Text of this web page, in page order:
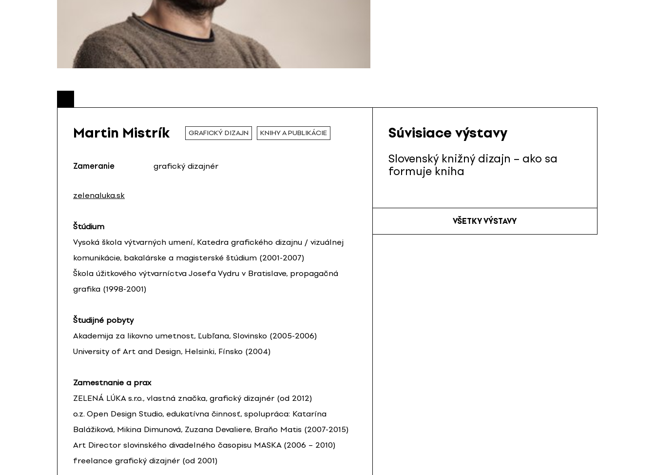
Martin Mistrík GRAFICKÝ DIZAJN KNIHY A PUBLIKÁCIE
Zameranie grafický dizajnér
zelenaluka.sk
Štúdium
Vysoká škola výtvarných umení, Katedra grafického dizajnu / vizuálnej
komunikácie, bakalárske a magisterské štúdium (2001-2007)
Škola úžitkového výtvarníctva Josefa Vydru v Bratislave, propagačná
grafika (1998-2001)
Študijné pobyty
Akademija za likovno umetnost, Ľubľana, Slovinsko (2005-2006)
University of Art and Design, Helsinki, Fínsko (2004)
Zamestnanie a prax
ZELENÁ LÚKA s.r.o., vlastná značka, grafický dizajnér (od 2012)
o.z. Open Design Studio, edukatívna činnosť, spolupráca: Katarína
Balážiková, Mikina Dimunová, Zuzana Devaliere, Braňo Matis (2007-2015)
Art Director slovinského divadelného časopisu MASKA (2006 – 2010)
freelance grafický dizajnér (od 2001)
Súvisiace výstavy
Slovenský knižný dizajn – ako sa
formuje kniha
VŠETKY VÝSTAVY